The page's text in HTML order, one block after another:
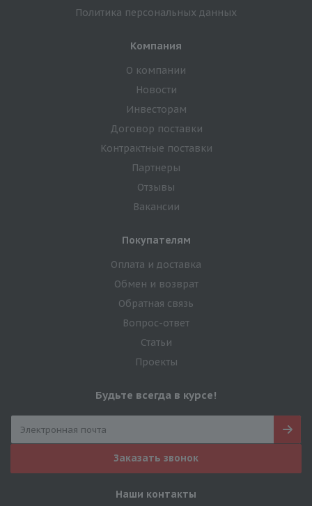
Политика персональных данных
Компания
О компании
Новости
Инвесторам
Договор поставки
Контрактные поставки
Партнеры
Отзывы
Вакансии
Покупателям
Оплата и доставка
Обмен и возврат
Обратная связь
Вопрос-ответ
Статьи
Проекты
Будьте всегда в курсе!
Заказать звонок
Наши контакты